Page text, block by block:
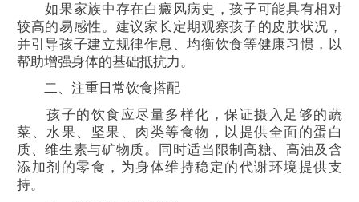
如果家族中存在白癜风病史，孩子可能具有相对
较高的易感性。建议家长定期观察孩子的皮肤状况，
并引导孩子建立规律作息、均衡饮食等健康习惯，以
帮助增强身体的基础抵抗力。
二、注重日常饮食搭配
孩子的饮食应尽量多样化，保证摄入足够的蔬
菜、水果、坚果、肉类等食物，以提供全面的蛋白
质、维生素与矿物质。同时适当限制高糖、高油及含
添加剂的零食，为身体维持稳定的代谢环境提供支
持。